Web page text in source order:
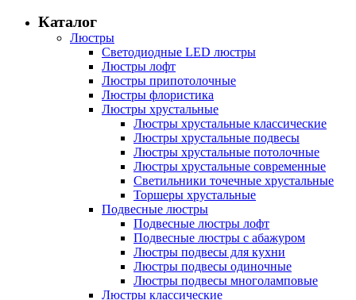
Каталог
Люстры
Светодиодные LED люстры
Люстры лофт
Люстры припотолочные
Люстры флористика
Люстры хрустальные
Люстры хрустальные классические
Люстры хрустальные подвесы
Люстры хрустальные потолочные
Люстры хрустальные современные
Светильники точечные хрустальные
Торшеры хрустальные
Подвесные люстры
Подвесные люстры лофт
Подвесные люстры с абажуром
Люстры подвесы для кухни
Люстры подвесы одиночные
Люстры подвесы многоламповые
Люстры классические